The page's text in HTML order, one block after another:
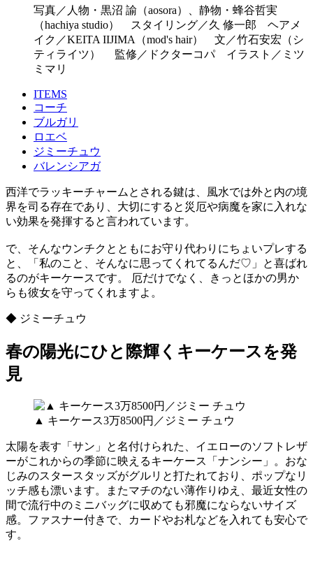
写真／人物・黒沼 諭（aosora）、静物・蜂谷哲実
（hachiya studio） スタイリング／久 修一郎 ヘアメ
イク／KEITA IIJIMA（mod's hair） 文／竹石安宏（シ
ティライツ） 監修／ドクターコパ イラスト／ミツ
ミマリ
ITEMS
コーチ
ブルガリ
ロエベ
ジミーチュウ
バレンシアガ
西洋でラッキーチャームとされる鍵は、風水では外と内の境
界を司る存在であり、大切にすると災厄や病魔を家に入れな
い効果を発揮すると言われています。
で、そんなウンチクとともにお守り代わりにちょいプレする
と、「私のこと、そんなに思ってくれてるんだ♡」と喜ばれ
るのがキーケースです。 厄だけでなく、きっとほかの男か
らも彼女を守ってくれますよ。
◆ ジミーチュウ
春の陽光にひと際輝くキーケースを発
見
▲ キーケース3万8500円／ジミー チュウ
太陽を表す「サン」と名付けられた、イエローのソフトレザ
ーがこれからの季節に映えるキーケース「ナンシー」。おな
じみのスタースタッズがグルリと打たれており、ポップなリ
ッチ感も漂います。またマチのない薄作りゆえ、最近女性の
間で流行中のミニバッグに収めても邪魔にならないサイズ
感。ファスナー付きで、カードやお札などを入れても安心で
す。